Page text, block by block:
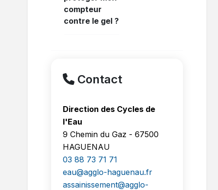
compteur
contre le gel ?
Contact
Direction des Cycles de
l'Eau
9 Chemin du Gaz - 67500
HAGUENAU
03 88 73 71 71
eau@agglo-haguenau.fr
assainissement@agglo-